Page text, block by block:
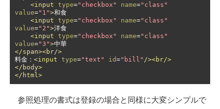
<input type="checkbox" name="class"
value="1">和食
<input type="checkbox" name="class"
value="2">洋食
<input type="checkbox" name="class"
value="3">
</span><br/>
料金： <input type="text" id="bill" /><br/>
</body>
</html>
参照処理の書式は登録の場合と同様に大変シンプルで